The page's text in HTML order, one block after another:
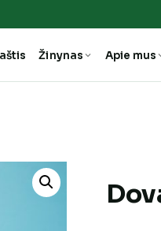
Žinynas Apie mus